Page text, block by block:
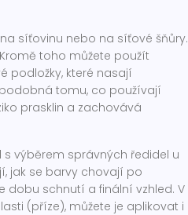
síťovinu nebo na síťové šňůry.
toho můžete použít
podložky, které nasají
tomu, co používají
prasklin a zachovává
výběrem správných ředidel u
jak se barvy chovají po
dobu schnutí a finální vzhled. V
(příze), můžete je aplikovat i